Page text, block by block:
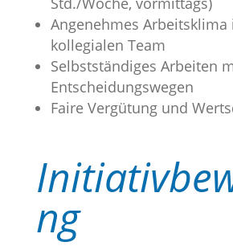
Angenehmes Arbeitsklima
kollegialen Team
Selbstständiges Arbeiten
Entscheidungswegen
Faire Vergütung und
ng